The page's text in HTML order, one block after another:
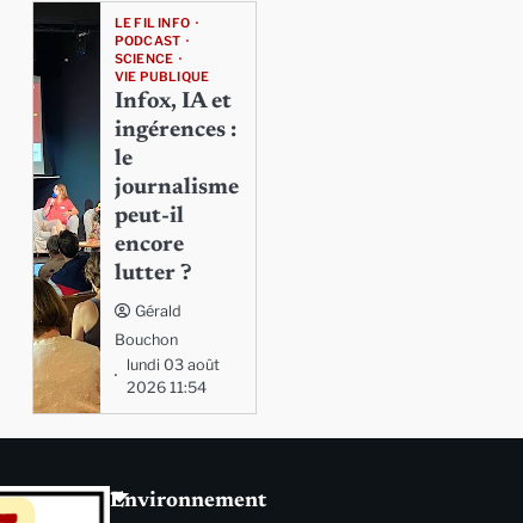
LE FIL INFO
PODCAST
SCIENCE
VIE PUBLIQUE
Infox, IA et
ingérences :
le
journalisme
peut-il
encore
lutter ?
Gérald
Bouchon
lundi 03 août
2026 11:54
Environnement